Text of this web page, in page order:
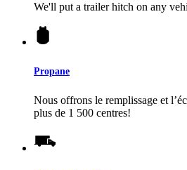
We'll put a trailer hitch on any
Propane
Nous offrons le remplissage et
plus de 1 500 centres!